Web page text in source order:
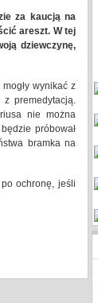
za kaucją na
areszt. W tej
dziewczynę,
wynikać z
premedytacją.
nie można
próbował
bramka na
ochronę, jeśli